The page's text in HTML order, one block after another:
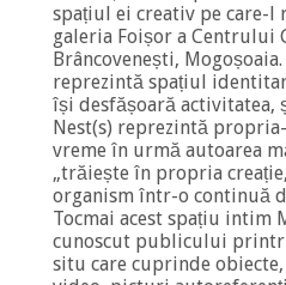
spațiul ei creativ pe care-l
galeria Foișor a Centrului
Brâncovenești, Mogoșoaia.
reprezintă spațiul
își desfășoară activitatea,
Nest(s) reprezintă
vreme în urmă autoarea
„trăiește în propria
organism într-o continuă
Tocmai acest spațiu intim
cunoscut publicului
situ care cuprinde